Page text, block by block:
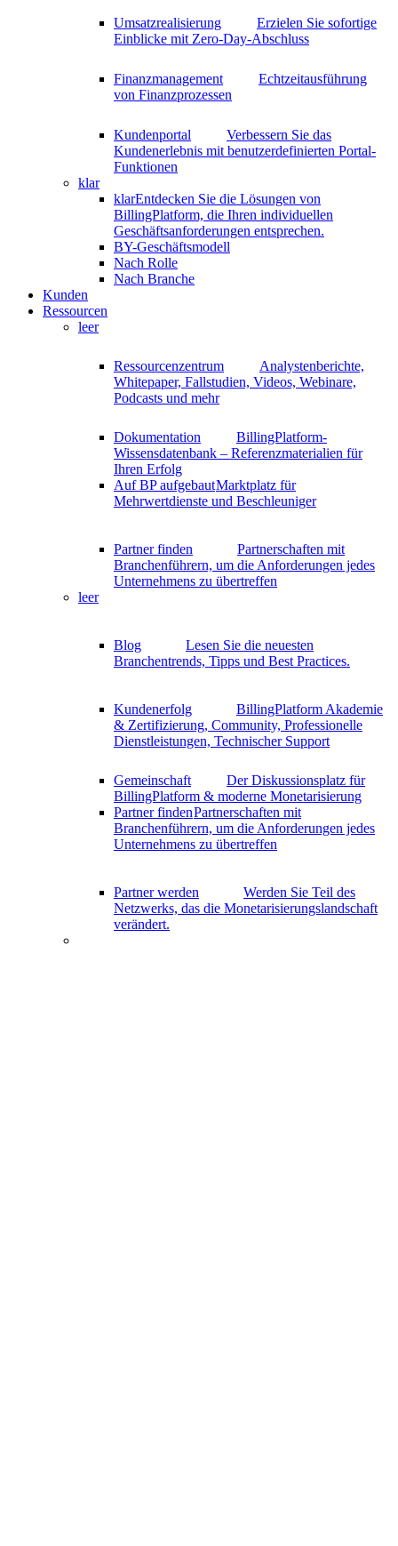
Umsatzrealisierung
Erzielen Sie sofortige
Einblicke mit Zero-Day-Abschluss
Finanzmanagement
Echtzeitausführung
von Finanzprozessen
Kundenportal
Verbessern Sie das
Kundenerlebnis mit benutzerdefinierten Portal-
Funktionen
klar
klarEntdecken Sie die Lösungen von
BillingPlatform, die Ihren individuellen
Geschäftsanforderungen entsprechen.
BY-Geschäftsmodell
Nach Rolle
Nach Branche
Kunden
Ressourcen
leer
Ressourcenzentrum
Analystenberichte,
Whitepaper, Fallstudien, Videos, Webinare,
Podcasts und mehr
Dokumentation
BillingPlatform-
Wissensdatenbank – Referenzmaterialien für
Ihren Erfolg
Auf BP aufgebautMarktplatz für
Mehrwertdienste und Beschleuniger
Partner finden
Partnerschaften mit
Branchenführern, um die Anforderungen jedes
Unternehmens zu übertreffen
leer
Blog
Lesen Sie die neuesten
Branchentrends, Tipps und Best Practices.
Kundenerfolg
BillingPlatform Akademie
& Zertifizierung, Community, Professionelle
Dienstleistungen, Technischer Support
Gemeinschaft
Der Diskussionsplatz für
BillingPlatform & moderne Monetarisierung
Partner findenPartnerschaften mit
Branchenführern, um die Anforderungen jedes
Unternehmens zu übertreffen
Partner werden
Werden Sie Teil des
Netzwerks, das die Monetarisierungslandschaft
verändert.